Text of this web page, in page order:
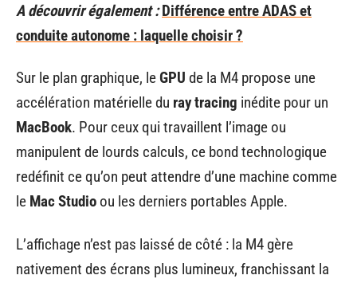
A découvrir également : Différence entre ADAS et
conduite autonome : laquelle choisir ?
Sur le plan graphique, leGPU de la M4 propose une
accélération matérielle du ray tracing inédite pour un
MacBook. Pour ceux qui travaillent l’image ou
manipulent de lourds calculs, ce bond technologique
redéfinit ce qu’on peut attendre d’une machine comme
le Mac Studio ou les derniers portables Apple.
L’affichage n’est pas laissé de côté : la M4 gère
nativement des écrans plus lumineux, franchissant la